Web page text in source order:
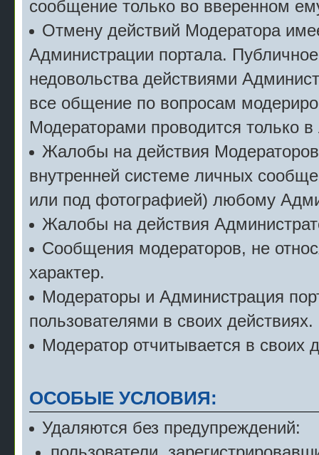
сообщение только во вверенном
Отмену действий Модератора
Администрации портала.
недовольства действиями
все общение по вопросам
Модераторами проводится только
Жалобы на действия
внутренней системе личных
или под фотографией) любому
Жалобы на действия
Сообщения модераторов, не
характер.
Модераторы и Администрация
пользователями в своих действиях.
Модератор отчитывается в своих
ОСОБЫЕ УСЛОВИЯ:
Удаляются без предупреждений: